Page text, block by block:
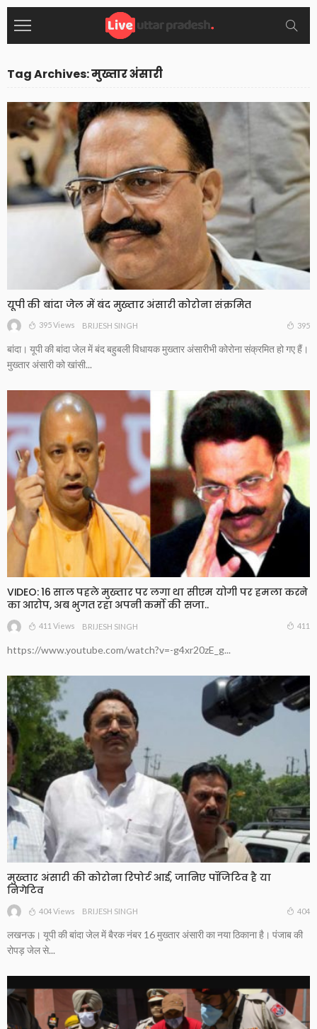
Tag Archives: मुख्तार अंसारी
यूपी की बांदा जेल में बंद मुख्तार अंसारी कोरोना संक्रमित
395 Views BRIJESH SINGH 395
बांदा। यूपी की बांदा जेल में बंद बहुबली विधायक मुख्तार अंसारीभी कोरोना संक्रमित हो गए हैं।
मुख्तार अंसारी को खांसी...
VIDEO: 16 साल पहले मुख्तार पर लगा था सीएम योगी पर हमला करने
का आरोप, अब भुगत रहा अपनी कर्मो की सजा..
411 Views BRIJESH SINGH 411
https://www.youtube.com/watch?v=-g4xr20zE_g...
मुख्तार अंसारी की कोरोना रिपोर्ट आई, जानिए पॉजिटिव है या
निगेटिव
404 Views BRIJESH SINGH 404
लखनऊ। यूपी की बांदा जेल में बैरक नंबर 16 मुख्तार अंसारी का नया ठिकाना है। पंजाब की
रोपड़ जेल से...